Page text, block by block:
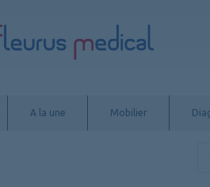
A la une Mobilier